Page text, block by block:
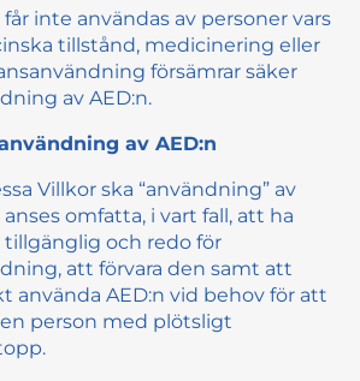
får inte användas av personer vars
tillstånd, medicinering eller
försämrar säker
av AED:n.
av AED:n
Villkor ska “användning” av
anses omfatta, i vart fall, att ha
tillgänglig och redo för
att förvara den samt att
använda AED:n vid behov för att
person med plötsligt